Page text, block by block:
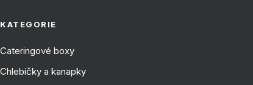
KATEGORIE
Cateringové boxy
Chlebíčky a kanapky